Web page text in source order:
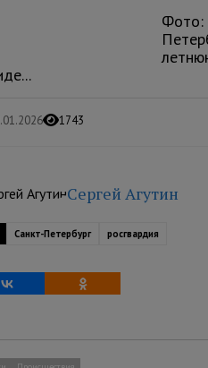
Фото:
1743
Сергей Агутин
Санкт-Петербург росгвардия